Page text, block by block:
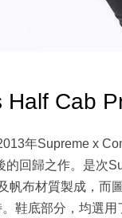
Half Cab
年Supreme x
回歸之作。是次
帆布材質製成，而
鞋底部分，均選